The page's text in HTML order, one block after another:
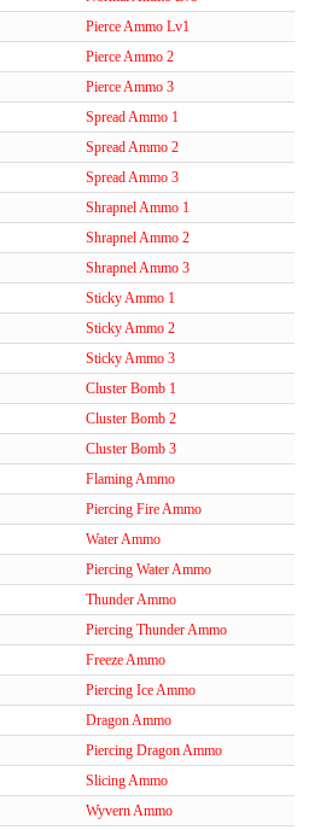
Pierce Ammo Lv1
Pierce Ammo 2
Pierce Ammo 3
Spread Ammo 1
Spread Ammo 2
Spread Ammo 3
Shrapnel Ammo 1
Shrapnel Ammo 2
Shrapnel Ammo 3
Sticky Ammo 1
Sticky Ammo 2
Sticky Ammo 3
Cluster Bomb 1
Cluster Bomb 2
Cluster Bomb 3
Flaming Ammo
Piercing Fire Ammo
Water Ammo
Piercing Water Ammo
Thunder Ammo
Piercing Thunder Ammo
Freeze Ammo
Piercing Ice Ammo
Dragon Ammo
Piercing Dragon Ammo
Slicing Ammo
Wyvern Ammo